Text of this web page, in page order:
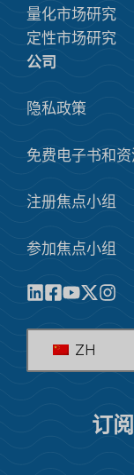
量化市场研究
定性市场研究
公司
隐私政策
免费电子书和
注册焦点小组
参加焦点小组
ZH
订